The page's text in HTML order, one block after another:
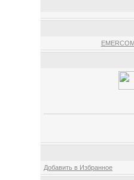
Добавить в Избранное